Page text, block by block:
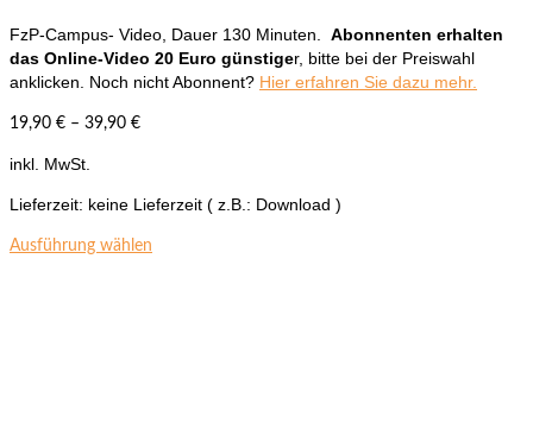
FzP-Campus- Video, Dauer 130 Minuten. Abonnenten erhalten
das Online-Video 20 Euro günstiger, bitte bei der Preiswahl
anklicken. Noch nicht Abonnent? Hier erfahren Sie dazu mehr.
19,90 € – 39,90 €
inkl. MwSt.
Lieferzeit: keine Lieferzeit ( z.B.: Download )
Ausführung wählen